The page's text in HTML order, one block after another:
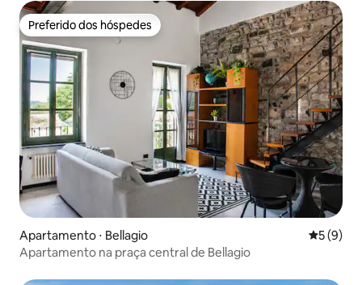
Preferido dos hóspedes
Preferido dos hóspedes
Apartamento ⋅ Bellagio 5 de
5 (9)
Apartamento na praça central de Bellagio